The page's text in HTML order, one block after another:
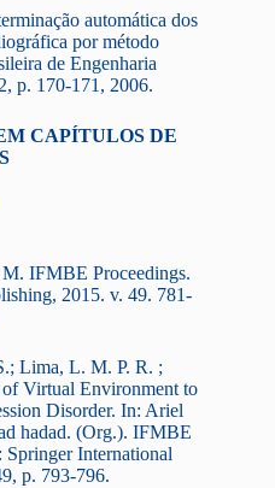
automática dos
por método
de Engenharia
p. 170-171, 2006.
CAPÍTULOS DE
IFMBE Proceedings.
2015. v. 49. 781-
Lima, L. M. P. R. ;
Virtual Environment to
Disorder. In: Ariel
hadad. (Org.). IFMBE
Springer International
p. 793-796.